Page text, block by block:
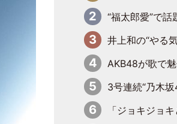
“福太郎愛”で話題…乃木坂46一ノ瀬美空、地
井上和の“やる気フォント”にも注目 乃
AKB48が歌で魅せた新公演『夢の
3号連続“乃木坂46祭り” ラストを飾るのは賀喜遥香
「ジョキジョキと切っていく感じ